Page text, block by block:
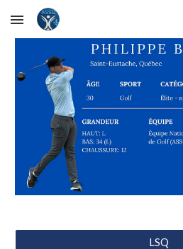
Skip to main content
LSQ